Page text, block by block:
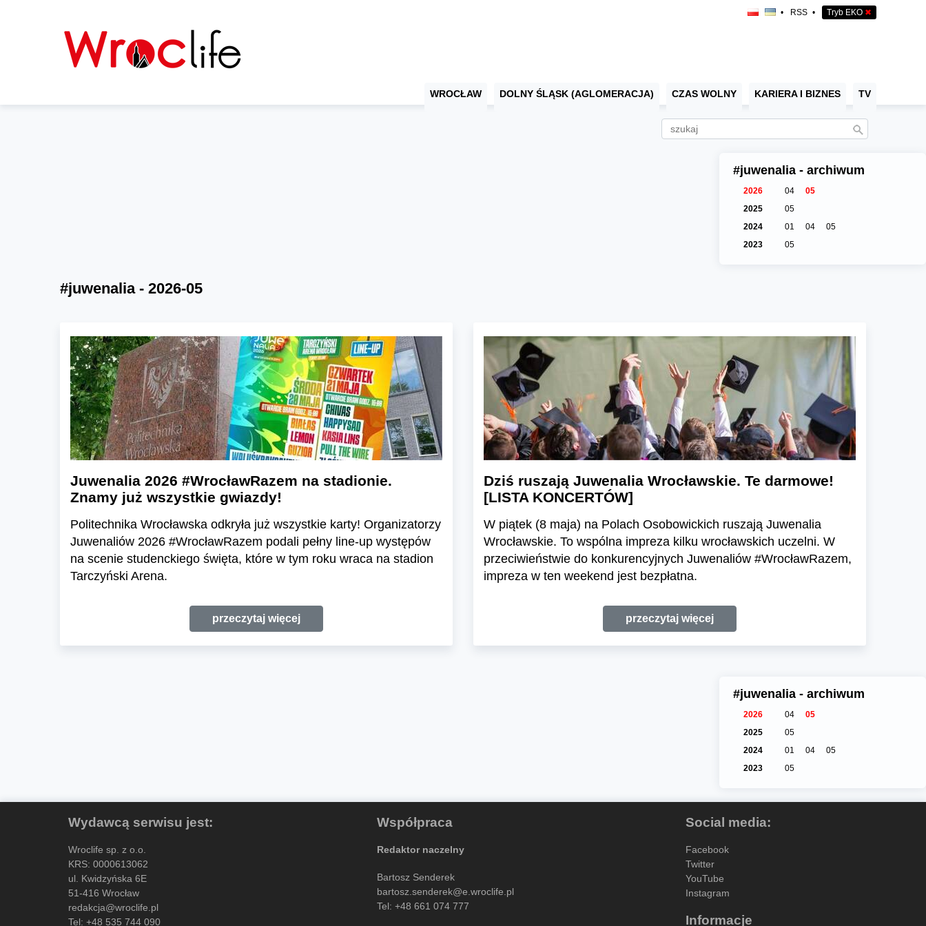
• RSS • Tryb EKO ✖
WROCŁAW DOLNY ŚLĄSK (AGLOMERACJA) CZAS WOLNY KARIERA I BIZNES TV
#juwenalia - archiwum
2026 04
05
2025
05
2024
01 04
05
2023
05
#juwenalia - 2026-05
Juwenalia 2026 #WrocławRazem na stadionie.
Znamy już wszystkie gwiazdy!
Politechnika Wrocławska odkryła już wszystkie karty! Organizatorzy
Juwenaliów 2026 #WrocławRazem podali pełny line-up występów
na scenie studenckiego święta, które w tym roku wraca na stadion
Tarczyński Arena.
przeczytaj więcej
Dziś ruszają Juwenalia Wrocławskie. Te darmowe!
[LISTA KONCERTÓW]
W piątek (8 maja) na Polach Osobowickich ruszają Juwenalia
Wrocławskie. To wspólna impreza kilku wrocławskich uczelni. W
przeciwieństwie do konkurencyjnych Juwenaliów #WrocławRazem,
impreza w ten weekend jest bezpłatna.
przeczytaj więcej
#juwenalia - archiwum
2026 04
05
2025
05
2024
01 04
05
2023
05
Wydawcą serwisu jest:
Wroclife sp. z o.o.
KRS: 0000613062
ul. Kwidzyńska 6E
51-416 Wrocław
redakcja@wroclife.pl
Tel: +48 535 744 090
Współpraca
Redaktor naczelny
Bartosz Senderek
bartosz.senderek@e.wroclife.pl
Tel: +48 661 074 777
Social media:
Facebook
Twitter
YouTube
Instagram
Informacje